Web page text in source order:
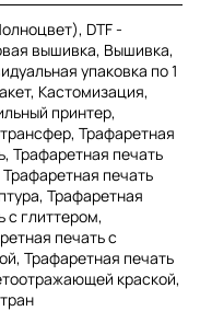
DTF -
вышивка, Вышивка,
упаковка по 1
Кастомизация,
принтер,
Трафаретная
Трафаретная печать
печать
Трафаретная
с глиттером,
печать с
Трафаретная печать
краской,